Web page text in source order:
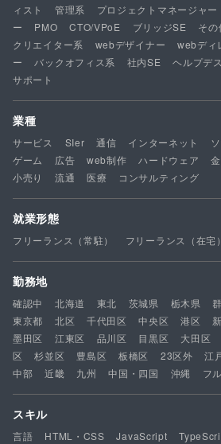
ィスト
管理系 プロジェクトマネージャー
ー
PMO CTO/VPoE ブリッジSE その
クリエイター系
webデザイナー webディ
ー
バックオフィス系 社内SE ヘルプデ
サポート
業種
サービス SIer 通信 インターネット
ゲーム
広告 web制作 ハードウェア
小売り
流通 医療 コンサルティング
就業形態
フリーランス（常駐） フリーランス（在宅）
勤務地
確認中 北海道 東北 茨城県 栃木県
東京都
北区 千代田区 中央区 港区
墨田区
江東区 品川区 目黒区 大田区
区
杉並区 豊島区 板橋区 23区外 江
中部
近畿 九州 中国・四国 沖縄 フ
スキル
言語 HTML・CSS JavaScript